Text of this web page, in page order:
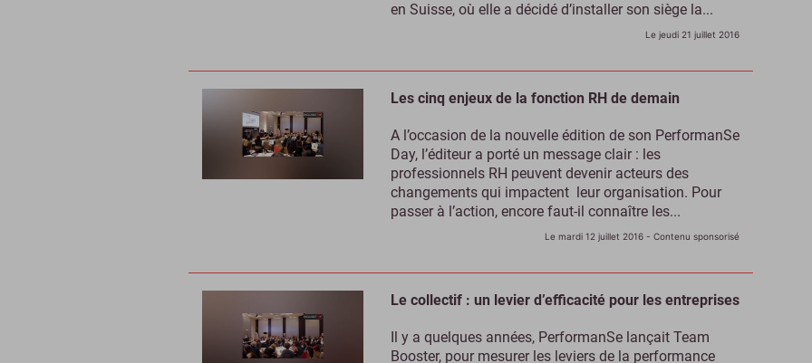
en Suisse, où elle a décidé d’installer son siège la...
Le jeudi 21 juillet 2016
Les cinq enjeux de la fonction RH de demain
A l’occasion de la nouvelle édition de son PerformanSe
Day, l’éditeur a porté un message clair : les
professionnels RH peuvent devenir acteurs des
changements qui impactent leur organisation. Pour
passer à l’action, encore faut-il connaître les...
Le mardi 12 juillet 2016 - Contenu sponsorisé
Le collectif : un levier d’efficacité pour les entreprises
Il y a quelques années, PerformanSe lançait Team
Booster, pour mesurer les leviers de la performance